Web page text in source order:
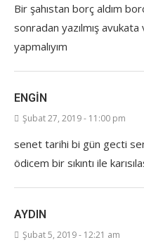
Bir şahıstan borç aldım
sonradan yazılmış
yapmalıyım
ENGIN
Şubat 27, 2019 - 11:00 pm
senet tarihi bi gün gecti
ödicem bir sıkıntı ile
AYDIN
Şubat 5, 2019 - 12:21 am